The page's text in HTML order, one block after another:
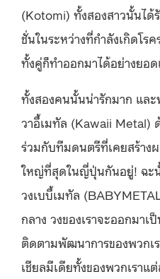
(Kotomi) ทั้งสองสาวนั้นได้
ชั่นในระหว่างที่กำลังเกิดโ
ทั้งคู่ก็ทำออกมาได้อย่างยอด
ทั้งสองคนนั้นน่ารักมาก และ
วาอี้เมทัล (Kawaii Metal)
ร่วมกับทีมดนตรีที่เคยสร้าง
ใหญ่ที่สุดในญี่ปุ่นกันอยู่! ฉะ
วงเบบี้เมทัล
กลาง วงของเราจะออกมา
ติดตามพัฒนาการของพวกเ
เชียลมีเดียทั้งของพวกเราแ